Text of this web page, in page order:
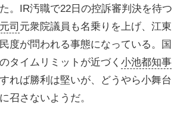
。IR汚職で22日の控訴審判決を待つ
司 元衆院議員も名乗りを上げ、江東
度が問われる事態になっている。国
タイムリミットが近づく 小池都知事
れば勝利は堅いが、どうやら小舞台
召さないようだ。